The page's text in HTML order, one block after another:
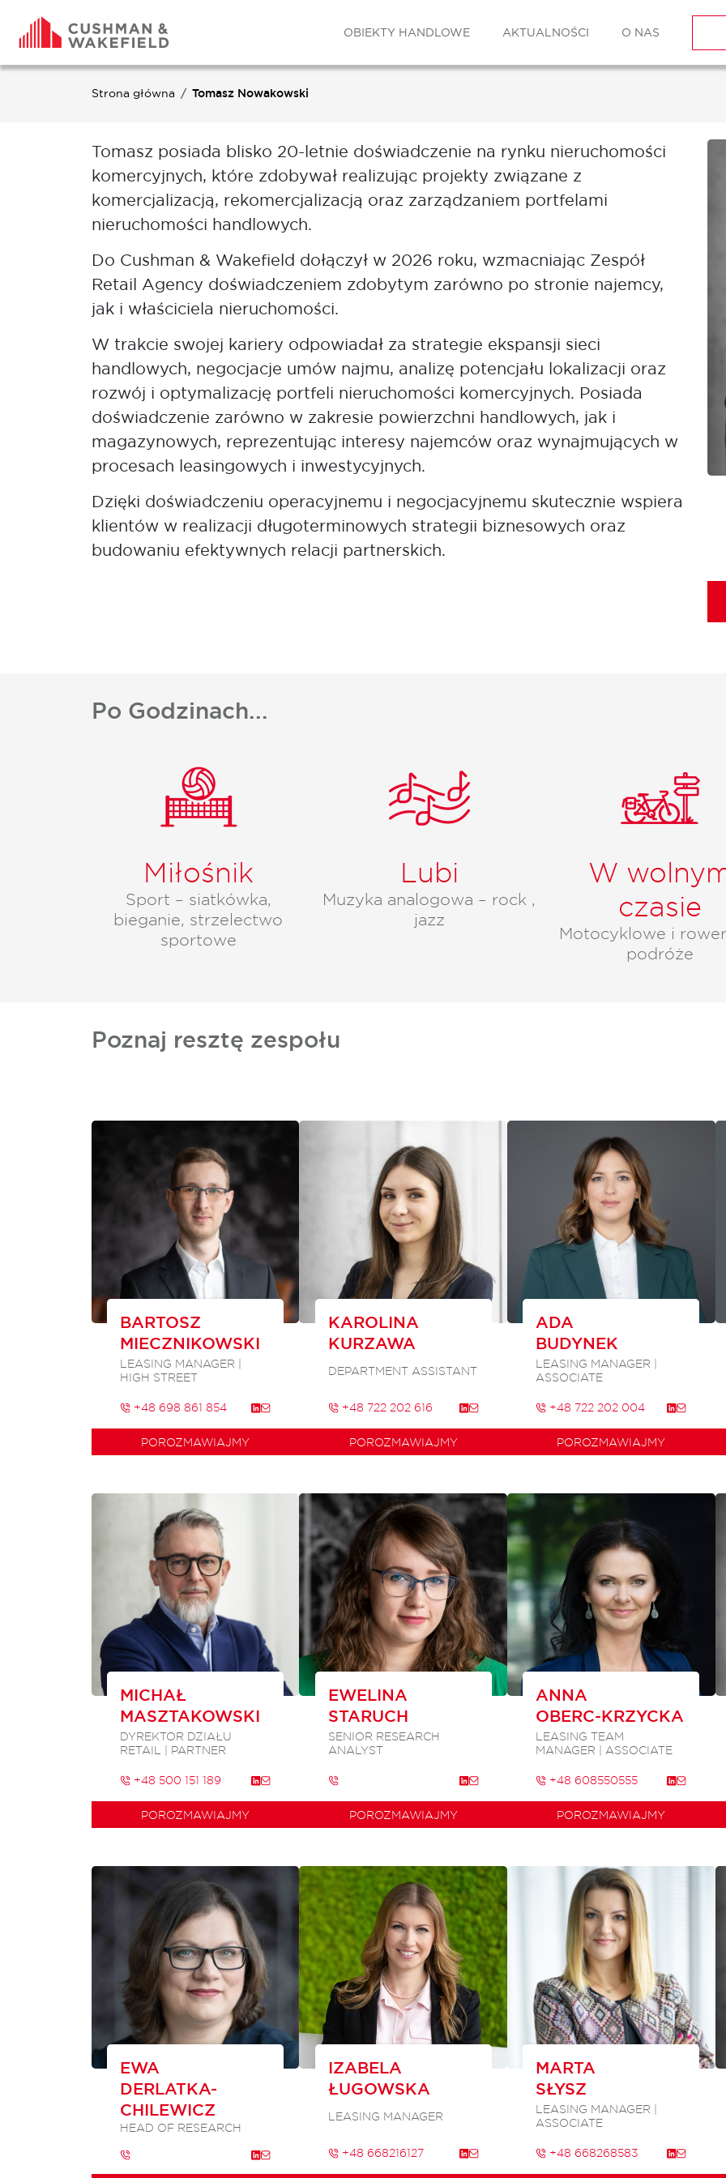
OBIEKTY HANDLOWE AKTUALNOŚCI O NAS
Strona główna Tomasz Nowakowski
Tomasz posiada blisko 20-letnie doświadczenie na rynku nieruchomości
komercyjnych, które zdobywał realizując projekty związane z
komercjalizacją, rekomercjalizacją oraz zarządzaniem portfelami
nieruchomości handlowych.
Do Cushman & Wakefield dołączył w 2026 roku, wzmacniając Zespół
Retail Agency doświadczeniem zdobytym zarówno po stronie najemcy,
jak i właściciela nieruchomości.
W trakcie swojej kariery odpowiadał za strategie ekspansji sieci
handlowych, negocjacje umów najmu, analizę potencjału lokalizacji oraz
rozwój i optymalizację portfeli nieruchomości komercyjnych. Posiada
doświadczenie zarówno w zakresie powierzchni handlowych, jak i
magazynowych, reprezentując interesy najemców oraz wynajmujących w
procesach leasingowych i inwestycyjnych.
Dzięki doświadczeniu operacyjnemu i negocjacyjnemu skutecznie wspiera
klientów w realizacji długoterminowych strategii biznesowych oraz
budowaniu efektywnych relacji partnerskich.
Po Godzinach...
Miłośnik
Sport – siatkówka,
bieganie, strzelectwo
sportowe
Lubi
Muzyka analogowa – rock ,
jazz
W
czasie
Motocyklowe i
podróże
Poznaj resztę zespołu
BARTOSZ
MIECZNIKOWSKI
LEASING MANAGER |
HIGH STREET
+48 698 861 854
POROZMAWIAJMY
KAROLINA
KURZAWA
DEPARTMENT ASSISTANT
+48 722 202 616
POROZMAWIAJMY
ADA
BUDYNEK
LEASING MANAGER |
ASSOCIATE
+48 722 202 004
POROZMAWIAJMY
MICHAŁ
MASZTAKOWSKI
DYREKTOR DZIAŁU
RETAIL | PARTNER
+48 500 151 189
POROZMAWIAJMY
EWELINA
STARUCH
SENIOR RESEARCH
ANALYST
POROZMAWIAJMY
ANNA
OBERC-KRZYCKA
LEASING TEAM
MANAGER | ASSOCIATE
+48 608550555
POROZMAWIAJMY
EWA
DERLATKA-
CHILEWICZ
HEAD OF RESEARCH
IZABELA
ŁUGOWSKA
LEASING MANAGER
+48 668216127
MARTA
SŁYSZ
LEASING MANAGER |
ASSOCIATE
+48 668268583